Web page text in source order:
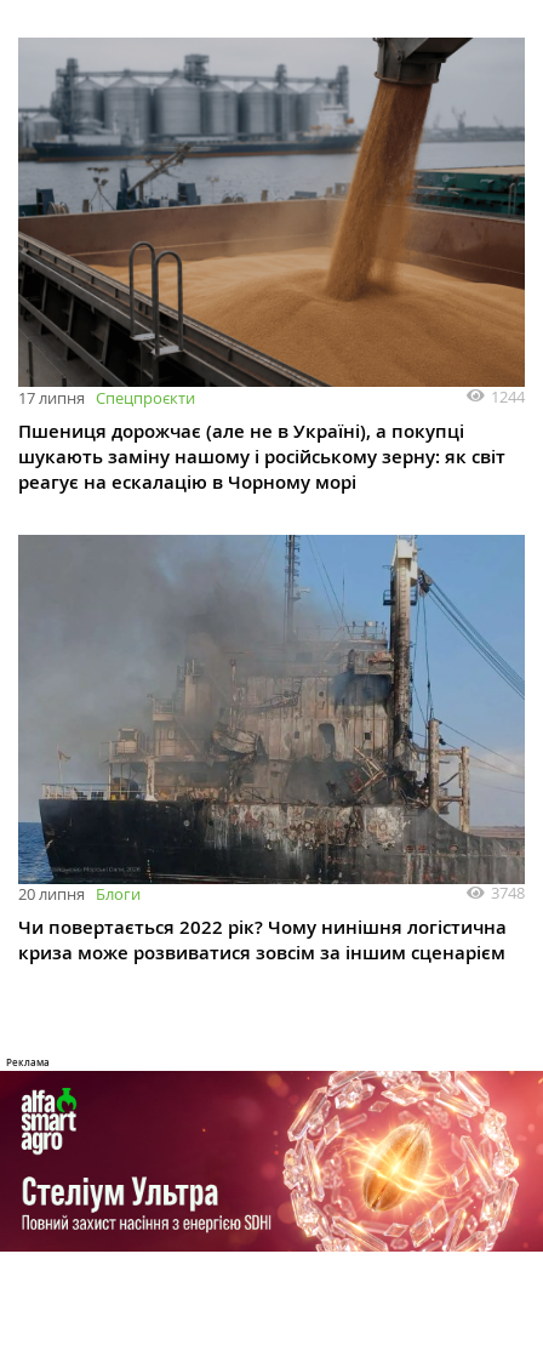
17 липня Спецпроєкти 1244
Пшениця дорожчає (але не в Україні), а покупці
шукають заміну нашому і російському зерну: як світ
реагує на ескалацію в Чорному морі
20 липня Блоги 3748
Чи повертається 2022 рік? Чому нинішня логістична
криза може розвиватися зовсім за іншим сценарієм